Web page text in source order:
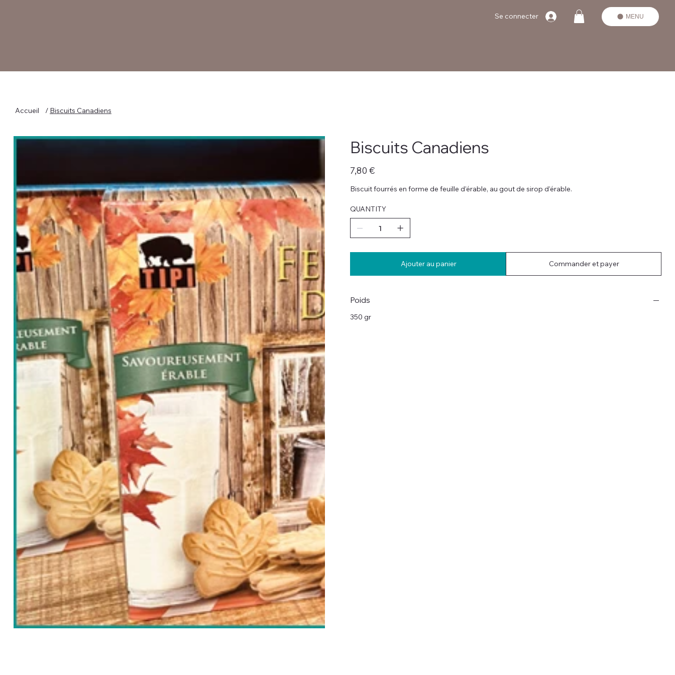
Se connecter MENU
Accueil / Biscuits Canadiens
Biscuits Canadiens
Prix
7,80 €
Biscuit fourrés en forme de feuille d’érable, au gout de sirop d’érable.
QUANTITY
Ajouter au panier Commander et payer
Poids
350 gr